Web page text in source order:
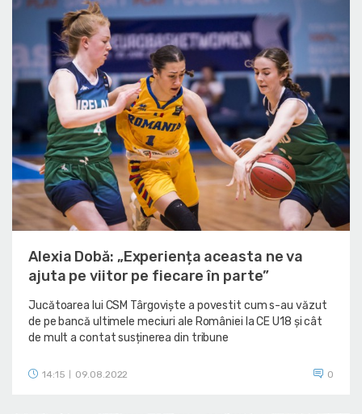
Alexia Dobă: „Experiența aceasta ne va
ajuta pe viitor pe fiecare în parte”
Jucătoarea lui CSM Târgoviște a povestit cum s-au văzut
de pe bancă ultimele meciuri ale României la CE U18 și cât
de mult a contat susținerea din tribune
14:15 09.08.2022 0